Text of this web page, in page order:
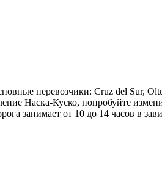
перевозчики: Cruz del Sur,
Наска-Куско, попробуйте
занимает от 10 до 14 часов в